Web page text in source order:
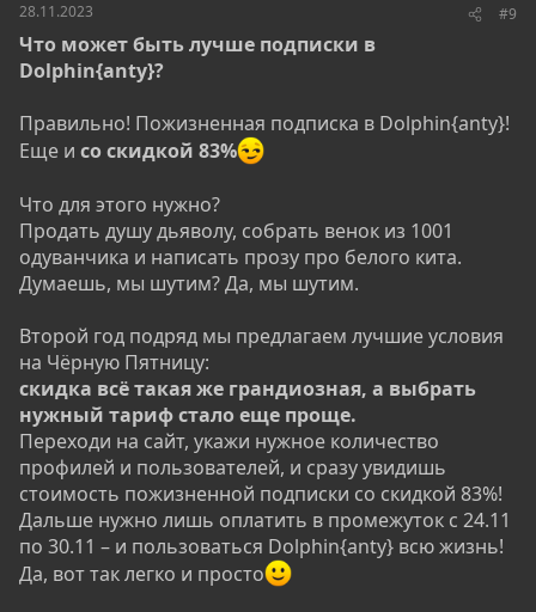
28.11.2023
#9
Что может быть лучше подписки в
Dolphin{anty}?
Правильно! Пожизненная подписка в Dolphin{anty}!
Еще и со скидкой 83%
Что для этого нужно?
Продать душу дьяволу, собрать венок из 1001
одуванчика и написать прозу про белого кита.
Думаешь, мы шутим? Да, мы шутим.
Второй год подряд мы предлагаем лучшие условия
на Чёрную Пятницу:
скидка всё такая же грандиозная, а выбрать
нужный тариф стало еще проще.
Переходи на сайт, укажи нужное количество
профилей и пользователей, и сразу увидишь
стоимость пожизненной подписки со скидкой 83%!
Дальше нужно лишь оплатить в промежуток с 24.11
по 30.11 – и пользоваться Dolphin{anty} всю жизнь!
Да, вот так легко и просто